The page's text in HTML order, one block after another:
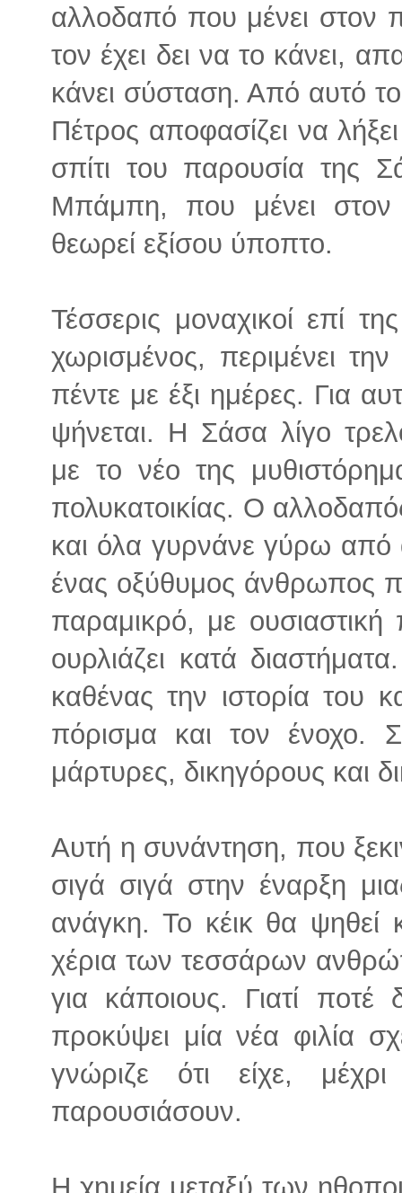
αλλοδαπό που μένει
τον έχει δει να το κάνει,
κάνει σύσταση. Από αυτό
Πέτρος αποφασίζει να
σπίτι του παρουσία της
Μπάμπη, που μένει
θεωρεί εξίσου ύποπτο.
Τέσσερις μοναχικοί επί
χωρισμένος, περιμένει
πέντε με έξι ημέρες. Για
ψήνεται. Η Σάσα λίγο
με το νέο της
πολυκατοικίας. Ο
και όλα γυρνάνε γύρω
ένας οξύθυμος άνθρωπος
παραμικρό, με
ουρλιάζει κατά
καθένας την ιστορία του
πόρισμα και τον ένοχο.
μάρτυρες, δικηγόρους και
Αυτή η συνάντηση, που
σιγά σιγά στην έναρξη
ανάγκη. Το κέικ θα ψηθεί
χέρια των τεσσάρων
για κάποιους. Γιατί
προκύψει μία νέα φιλία
γνώριζε ότι είχε,
παρουσιάσουν.
Η χημεία μεταξύ των